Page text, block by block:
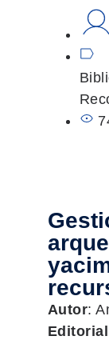
Autor:
Editorial